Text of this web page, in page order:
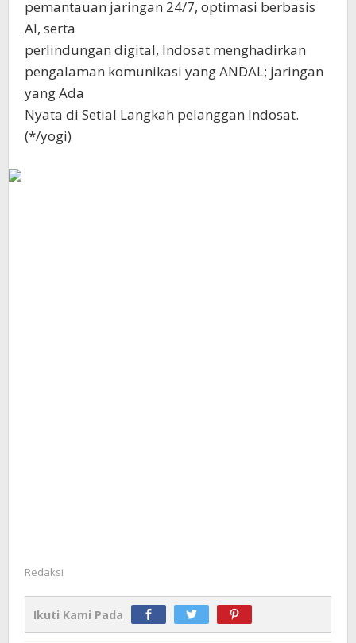
pemantauan jaringan 24/7, optimasi berbasis
AI, serta
perlindungan digital, Indosat menghadirkan
pengalaman komunikasi yang ANDAL; jaringan
yang Ada
Nyata di Setial Langkah pelanggan Indosat.
(*/yogi)
Redaksi
Ikuti Kami Pada